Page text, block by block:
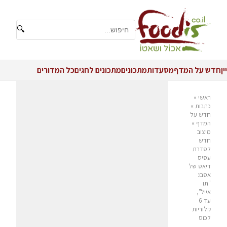
🔍
ייןחדש על המדףמסעדותמתכוניםמתכונים לחגיםכל המדורים
ראשי »
כתבות »
חדש על
המדף »
מיצוב
חדש
לסדרת
עסיס
דיאט של
אסם:
"תו
אייל",
עד 6
קלוריות
לכוס